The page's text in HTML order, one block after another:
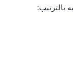
بالترتيب: